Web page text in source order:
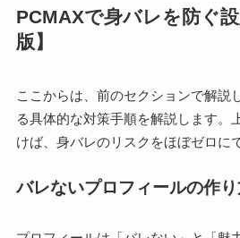
PCMAXで身バレを防ぐ
版】
ここからは、前のセクションで解説
る具体的な対策手順を解説します。
けば、身バレのリスクをほぼゼロに
バレないプロフィールの作